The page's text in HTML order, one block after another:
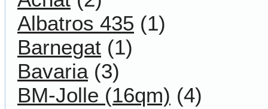
Albatros 435 (1)
Barnegat (1)
Bavaria (3)
BM-Jolle (16qm) (4)